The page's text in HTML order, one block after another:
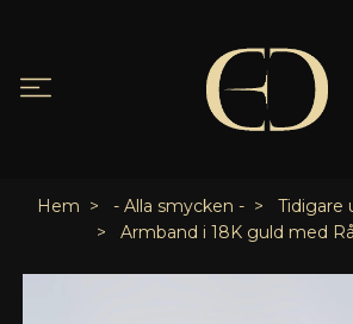
Hem - Alla smycken -
Tidigare
Armband i 18K guld med